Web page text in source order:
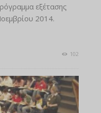
εξέτασης
2014.
102